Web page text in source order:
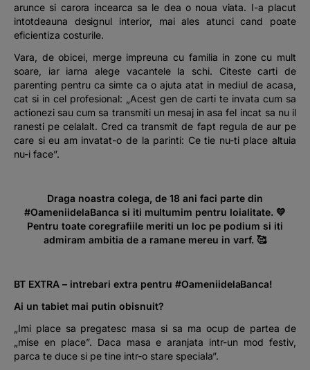
arunce si carora incearca sa le dea o noua viata. I-a placut
intotdeauna designul interior, mai ales atunci cand poate
eficientiza costurile.
Vara, de obicei, merge impreuna cu familia in zone cu mult
soare, iar iarna alege vacantele la schi. Citeste carti de
parenting pentru ca simte ca o ajuta atat in mediul de acasa,
cat si in cel profesional: „Acest gen de carti te invata cum sa
actionezi sau cum sa transmiti un mesaj in asa fel incat sa nu il
ranesti pe celalalt. Cred ca transmit de fapt regula de aur pe
care si eu am invatat-o de la parinti: Ce tie nu-ti place altuia
nu-i face”.
Draga noastra colega, de 18 ani faci parte din
#OameniidelaBanca si iti multumim pentru loialitate. 💛
Pentru toate coregrafiile meriti un loc pe podium si iti
admiram ambitia de a ramane mereu in varf. 🥰
BT EXTRA – intrebari extra pentru #OameniidelaBanca!
Ai un tabiet mai putin obisnuit?
„Imi place sa pregatesc masa si sa ma ocup de partea de
„mise en place”. Daca masa e aranjata intr-un mod festiv,
parca te duce si pe tine intr-o stare speciala”.